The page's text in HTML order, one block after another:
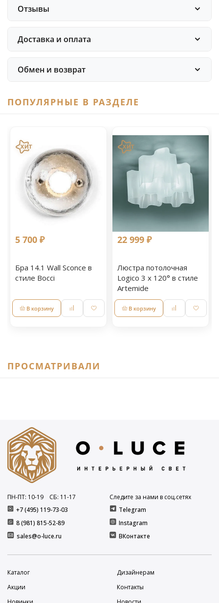
Отзывы
Доставка и оплата
Обмен и возврат
ПОПУЛЯРНЫЕ В РАЗДЕЛЕ
5 700 ₽
Бра 14.1 Wall Sconce в
стиле Bocci
В корзину
22 999 ₽
Люстра потолочная
Logico 3 x 120° в стиле
Artemide
В корзину
ПРОСМАТРИВАЛИ
+7 (495) 119-73-03
8 (981) 815-52-89
ПН-ПТ: 10-19 СБ: 11-17
sales@o-luce.ru
Следите за нами в соц.сетях
Telegram
Instagram
ВКонтакте
Каталог
Дизайнерам
Акции
Контакты